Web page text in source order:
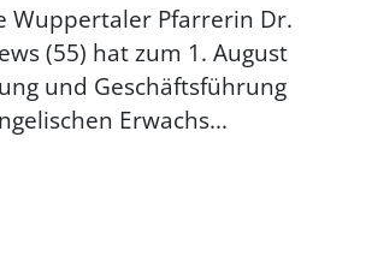
Wuppertaler Pfarrerin Dr.
(55) hat zum 1. August
und Geschäftsführung
Erwachs...